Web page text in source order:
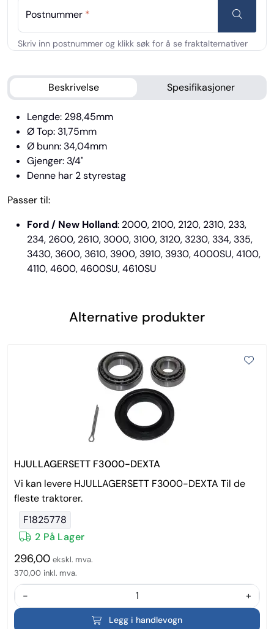
Postnummer *
Beskrivelse Spesifikasjoner
Lengde: 298,45mm
Ø Top: 31,75mm
Ø bunn: 34,04mm
Gjenger: 3/4"
Denne har 2 styrestag
Passer til:
Ford / New Holland: 2000, 2100, 2120, 2310, 233,
234, 2600, 2610, 3000, 3100, 3120, 3230, 334, 335,
3430, 3600, 3610, 3900, 3910, 3930, 4000SU, 4100,
4110, 4600, 4600SU, 4610SU
Alternative produkter
HJULLAGERSETT F3000-DEXTA
Vi kan levere HJULLAGERSETT F3000-DEXTA Til de
fleste traktorer.
F1825778
2 På Lager
296,00 ekskl. mva.
370,00 inkl. mva.
- +
Legg i handlevogn